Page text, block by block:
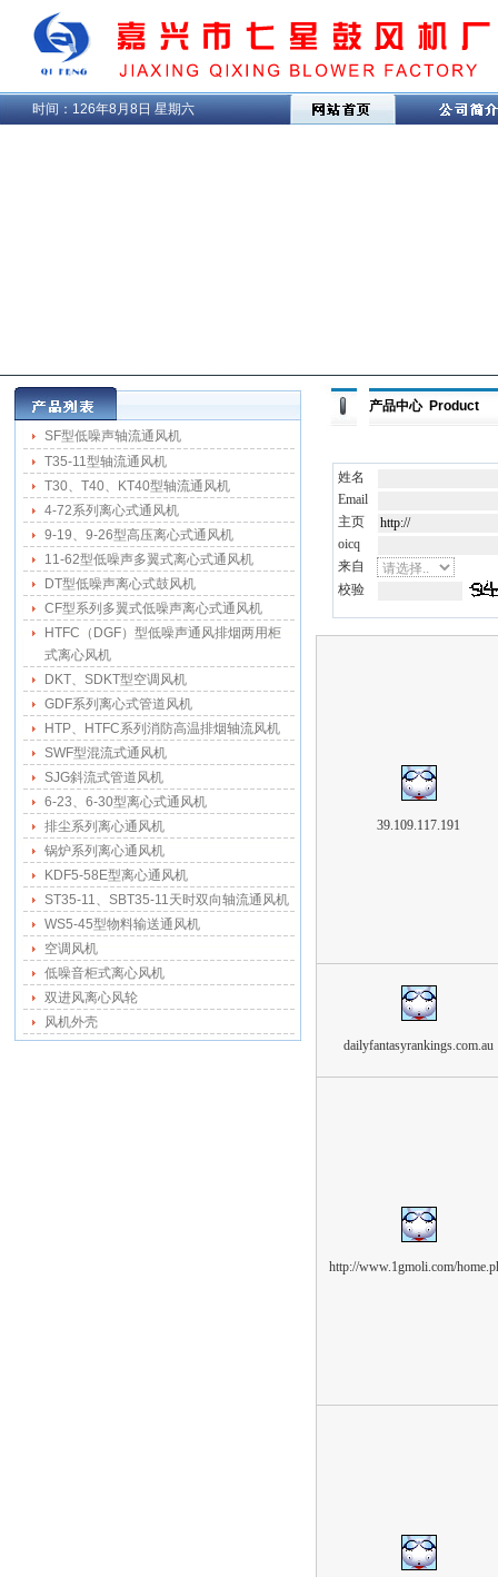
时间： 126年8月8日 星期六
SF型低噪声轴流通风机
T35-11型轴流通风机
T30、T40、KT40型轴流通风机
4-72系列离心式通风机
9-19、9-26型高压离心式通风机
11-62型低噪声多翼式离心式通风机
DT型低噪声离心式鼓风机
CF型系列多翼式低噪声离心式通风机
HTFC（DGF）型低噪声通风排烟两用柜
式离心风机
DKT、SDKT型空调风机
GDF系列离心式管道风机
HTP、HTFC系列消防高温排烟轴流风机
SWF型混流式通风机
SJG斜流式管道风机
6-23、6-30型离心式通风机
排尘系列离心通风机
锅炉系列离心通风机
KDF5-58E型离心通风机
ST35-11、SBT35-11天时双向轴流通风机
WS5-45型物料输送通风机
空调风机
低噪音柜式离心风机
双进风离心风轮
风机外壳
产品中心 Product
姓名
Email
主页
oicq
来自
校验
39.109.117.191
dailyfantasyrankings.com.au
http://www.1gmoli.com/